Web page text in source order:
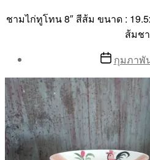
ชามไก่ทูโทน 8″ สีส้ม ขนาด :
ส้มชา
By
Aea
Postกุมภาพั